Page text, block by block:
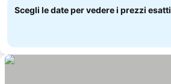
Scegli le date per vedere i prezzi esatti